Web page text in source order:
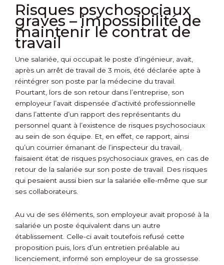
Risques psychosociaux
graves – impossibilité de
maintenir le contrat de
travail
Une salariée, qui occupait le poste d’ingénieur, avait,
après un arrêt de travail de 3 mois, été déclarée apte à
réintégrer son poste par la médecine du travail.
Pourtant, lors de son retour dans l’entreprise, son
employeur l’avait dispensée d’activité professionnelle
dans l’attente d’un rapport des représentants du
personnel quant à l’existence de risques psychosociaux
au sein de son équipe. Et, en effet, ce rapport, ainsi
qu’un courrier émanant de l’inspecteur du travail,
faisaient état de risques psychosociaux graves, en cas de
retour de la salariée sur son poste de travail. Des risques
qui pesaient aussi bien sur la salariée elle-même que sur
ses collaborateurs.
Au vu de ses éléments, son employeur avait proposé à la
salariée un poste équivalent dans un autre
établissement. Celle-ci avait toutefois refusé cette
proposition puis, lors d’un entretien préalable au
licenciement, informé son employeur de sa grossesse.